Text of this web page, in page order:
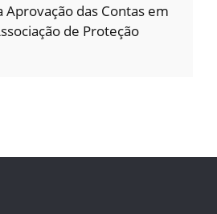
das Contas em
de Proteção